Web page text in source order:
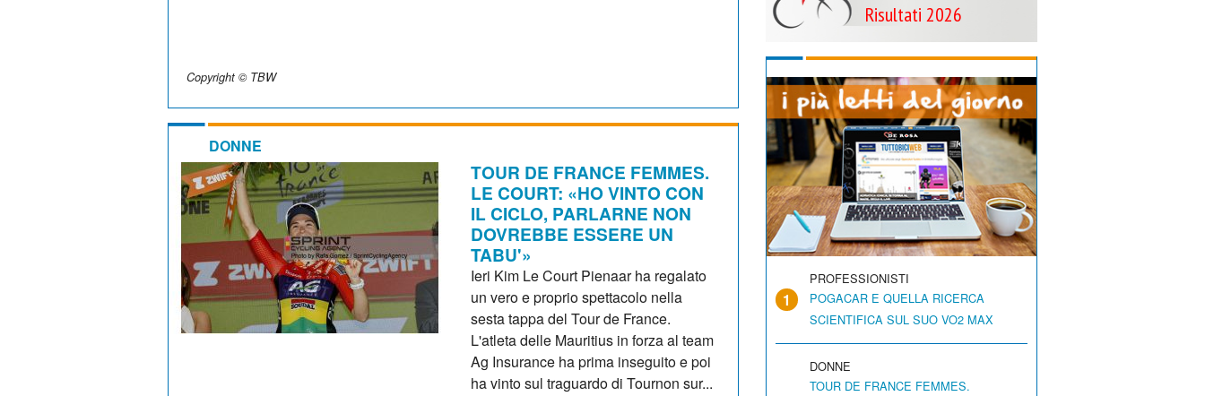
Copyright © TBW
DONNE
TOUR DE FRANCE FEMMES.
LE COURT: «HO VINTO CON
IL CICLO, PARLARNE NON
DOVREBBE ESSERE UN
TABU'»
Ieri Kim Le Court Pienaar ha regalato
un vero e proprio spettacolo nella
sesta tappa del Tour de France.
L'atleta delle Mauritius in forza al team
Ag Insurance ha prima inseguito e poi
ha vinto sul traguardo di Tournon sur...
Risultati 2026
1
PROFESSIONISTI
POGACAR E QUELLA RICERCA
SCIENTIFICA SUL SUO VO2 MAX
DONNE
TOUR DE FRANCE FEMMES.